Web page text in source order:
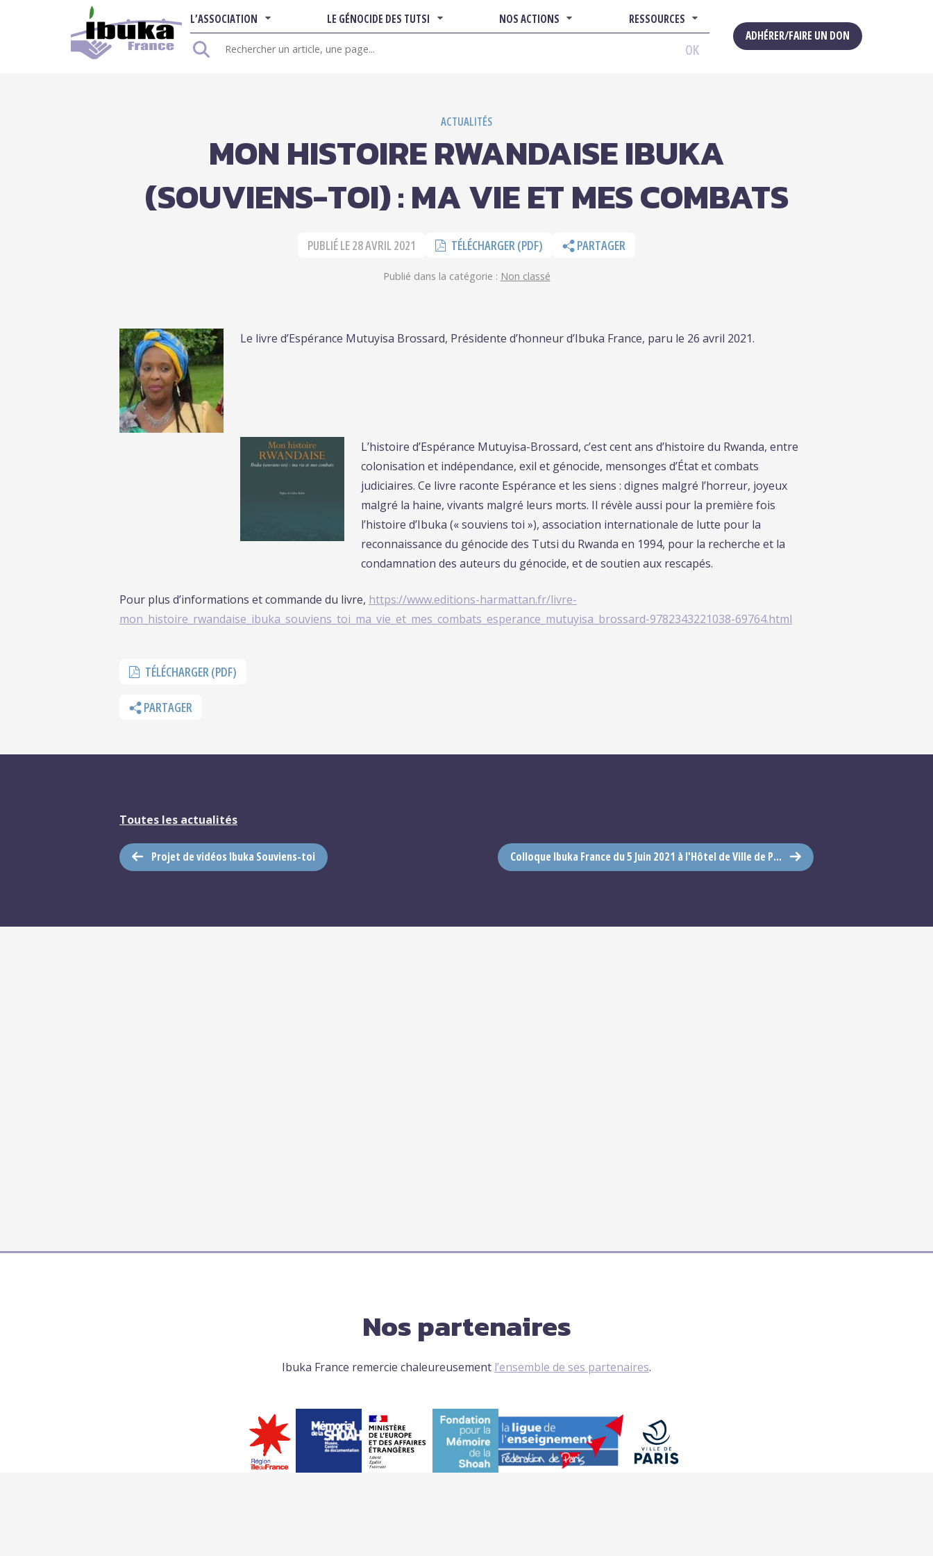
L’ASSOCIATION LE GÉNOCIDE DES TUTSI NOS ACTIONS RESSOURCES
Rechercher
OK
ADHÉRER/FAIRE UN DON
ACTUALITÉS
MON HISTOIRE RWANDAISE IBUKA
(SOUVIENS-TOI) : MA VIE ET MES COMBATS
PUBLIÉ LE28 AVRIL 2021 TÉLÉCHARGER (PDF) PARTAGER
Publié dans la catégorie : Non classé
Le livre d’Espérance Mutuyisa Brossard, Présidente d’honneur d’Ibuka France, paru le 26 avril 2021.
L’histoire d’Espérance Mutuyisa-Brossard, c’est cent ans d’histoire du Rwanda, entre
colonisation et indépendance, exil et génocide, mensonges d’État et combats
judiciaires. Ce livre raconte Espérance et les siens : dignes malgré l’horreur, joyeux
malgré la haine, vivants malgré leurs morts. Il révèle aussi pour la première fois
l’histoire d’Ibuka (« souviens toi »), association internationale de lutte pour la
reconnaissance du génocide des Tutsi du Rwanda en 1994, pour la recherche et la
condamnation des auteurs du génocide, et de soutien aux rescapés.
Pour plus d’informations et commande du livre, https://www.editions-harmattan.fr/livre-
mon_histoire_rwandaise_ibuka_souviens_toi_ma_vie_et_mes_combats_esperance_mutuyisa_brossard-9782343221038-69764.html
TÉLÉCHARGER (PDF)
PARTAGER
Toutes les actualités
Projet de vidéos Ibuka Souviens-toi Colloque Ibuka France du 5 Juin 2021 à l'Hôtel de Ville de P...
Nos partenaires
Ibuka France remercie chaleureusement l’ensemble de ses partenaires.